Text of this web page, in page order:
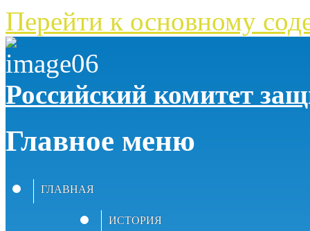
Перейти к основному
Российский комитет
Главное меню
ГЛАВНАЯ
ИСТОРИЯ